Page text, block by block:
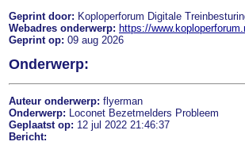
Geprint door: Koploperforum Digitale
Webadres onderwerp: https://
Geprint op: 09 aug 2026
Onderwerp:
Auteur onderwerp: flyerman
Onderwerp: Loconet Bezetmelders Probleem
Geplaatst op: 12 jul 2022 21:46:37
Bericht: